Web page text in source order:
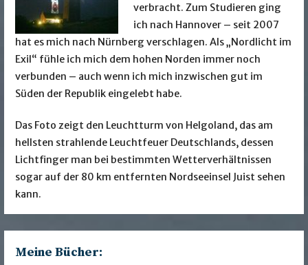
verbracht. Zum Studieren ging
ich nach Hannover – seit 2007
hat es mich nach Nürnberg verschlagen. Als „Nordlicht im
Exil“ fühle ich mich dem hohen Norden immer noch
verbunden – auch wenn ich mich inzwischen gut im
Süden der Republik eingelebt habe.
Das Foto zeigt den Leuchtturm von Helgoland, das am
hellsten strahlende Leuchtfeuer Deutschlands, dessen
Lichtfinger man bei bestimmten Wetterverhältnissen
sogar auf der 80 km entfernten Nordseeinsel Juist sehen
kann.
Meine Bücher: